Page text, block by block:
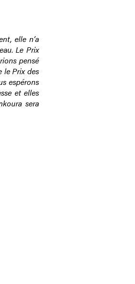
elle n’a
Le Prix
pensé
le Prix des
espérons
et elles
sera